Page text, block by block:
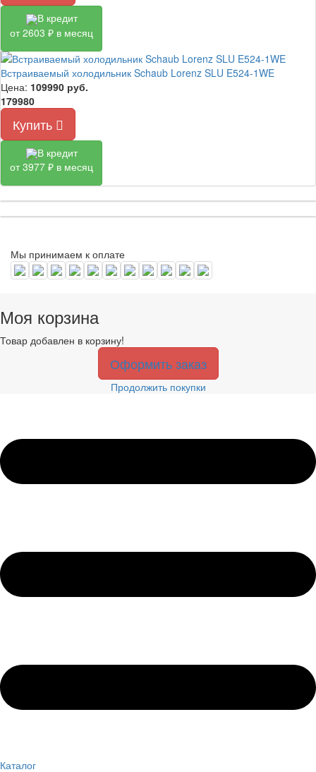
В кредит
от 2603 ₽ в месяц
Встраиваемый холодильник Schaub Lorenz SLU E524-1WE
Цена: 109990 руб.
179980
Купить
В кредит
от 3977 ₽ в месяц
Мы принимаем к оплате
Моя корзина
Товар добавлен в корзину!
Оформить заказ
Продолжить покупки
Каталог